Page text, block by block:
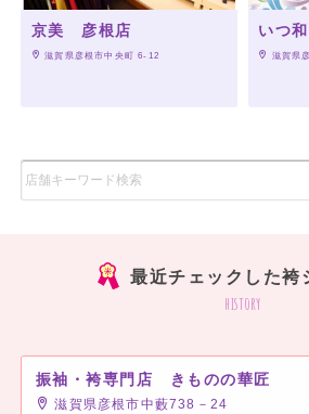
京美 彦根店
滋賀県彦根市中央町 6-12
いつ
滋賀県
最近チェックした袴
history
振袖・袴専門店 きものの華匠
滋賀県彦根市中藪738－24